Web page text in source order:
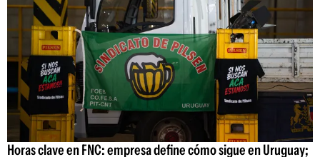
Horas clave en FNC: empresa define cómo sigue en Uruguay;